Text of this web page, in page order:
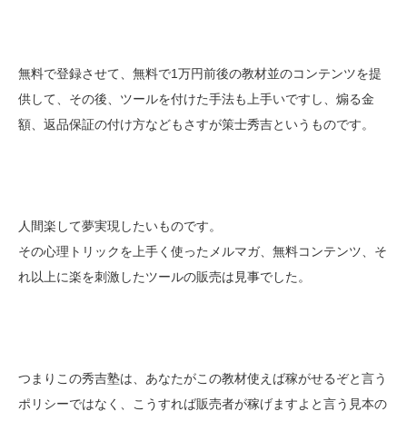
無料で登録させて、無料で1万円前後の教材並のコンテンツを提
供して、その後、ツールを付けた手法も上手いですし、煽る金
額、返品保証の付け方などもさすが策士秀吉というものです。
人間楽して夢実現したいものです。
その心理トリックを上手く使ったメルマガ、無料コンテンツ、そ
れ以上に楽を刺激したツールの販売は見事でした。
つまりこの秀吉塾は、あなたがこの教材使えば稼がせるぞと言う
ポリシーではなく、こうすれば販売者が稼げますよと言う見本の